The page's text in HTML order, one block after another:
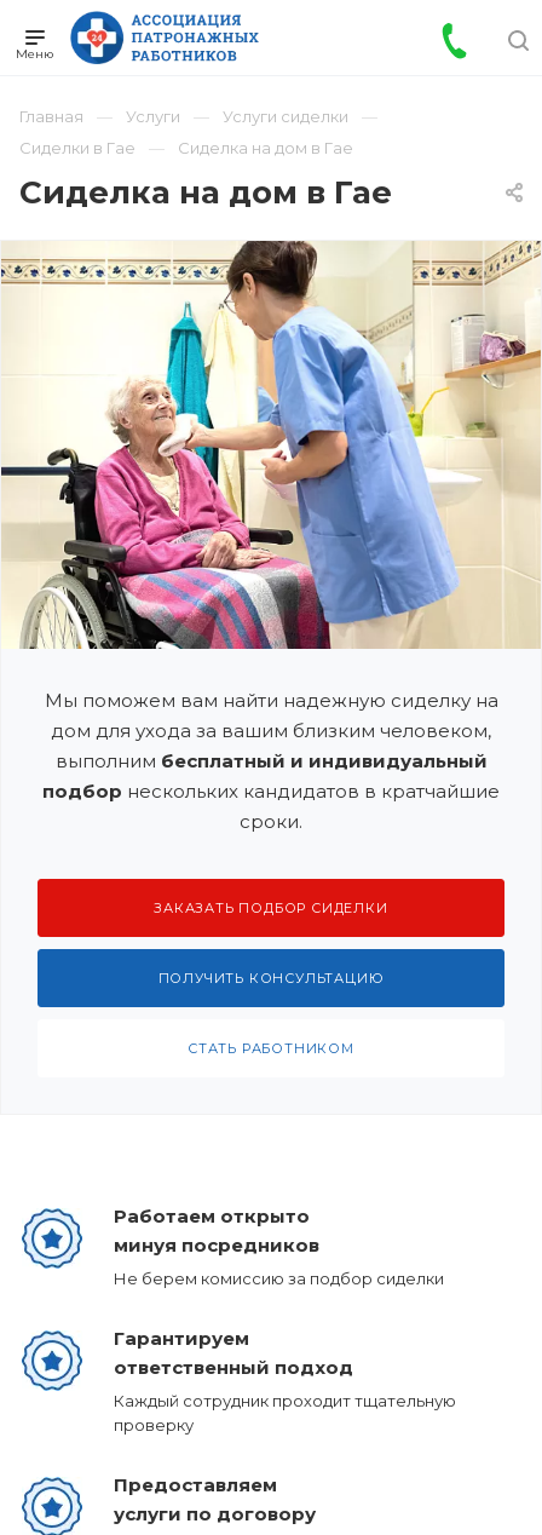
Главная Услуги
Услуги сиделки
Сиделки в Гае
Сиделка на дом в Гае
Сиделка на дом в Гае
Мы поможем вам найти надежную сиделку на
дом для ухода за вашим близким человеком,
выполним бесплатный и индивидуальный
подбор нескольких кандидатов в кратчайшие
сроки.
ЗАКАЗАТЬ ПОДБОР СИДЕЛКИ
ПОЛУЧИТЬ КОНСУЛЬТАЦИЮ
СТАТЬ РАБОТНИКОМ
Работаем открыто
минуя посредников
Не берем комиссию за подбор сиделки
Гарантируем
ответственный подход
Каждый сотрудник проходит тщательную
проверку
Предоставляем
услуги по договору